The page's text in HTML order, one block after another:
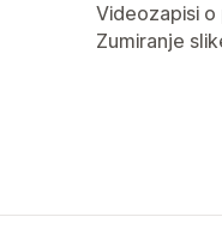
Videozapisi
Zumiranje